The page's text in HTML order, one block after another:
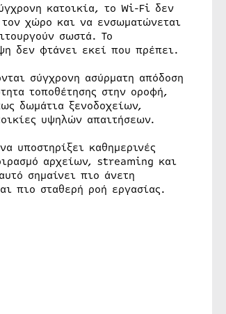
κατοικία, το Wi-Fi δεν
χώρο και να ενσωματώνεται
σωστά. Το
δεν φτάνει εκεί που πρέπει.
σύγχρονη ασύρματη απόδοση
τοποθέτησης στην οροφή,
δωμάτια ξενοδοχείων,
υψηλών απαιτήσεων.
υποστηρίξει καθημερινές
αρχείων, streaming και
σημαίνει πιο άνετη
πιο σταθερή ροή εργασίας.